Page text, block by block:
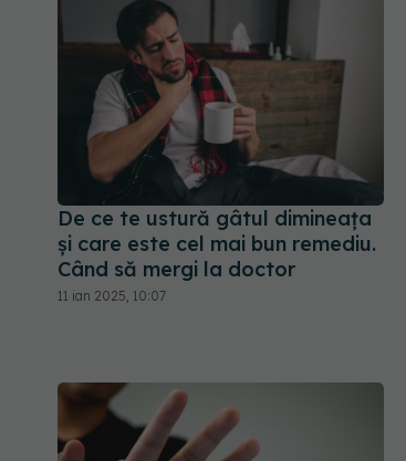
De ce te ustură gâtul dimineața
și care este cel mai bun remediu.
Când să mergi la doctor
11 ian 2025, 10:07